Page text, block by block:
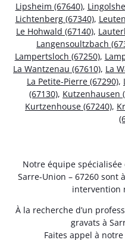
Lipsheim (67640),
Lichtenberg (67340),
Le Hohwald (67140),
Langensoultzbach
Lampertsloch (67250),
La Wantzenau (67610), La
La Petite-Pierre (67290),
(67130), Kutzenhausen
Kurtzenhouse (67240),
Notre équipe
Sarre-Union – 67260 sont
intervention
À la recherche d’un
gravats à
Faites appel à